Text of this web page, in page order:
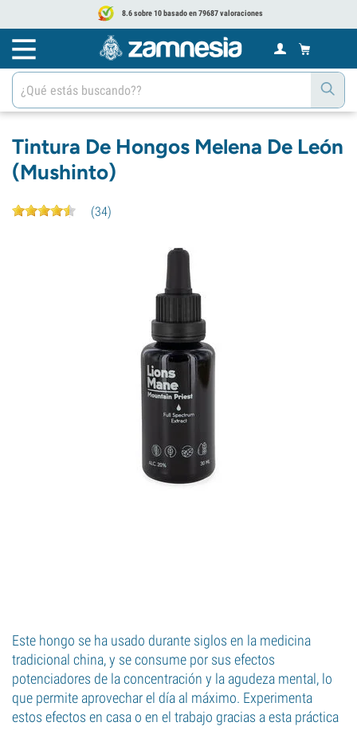
8.6 sobre 10 basado en 79687 valoraciones
Tintura De Hongos Melena De León
(Mushinto)
(34)
Este hongo se ha usado durante siglos en la medicina
tradicional china, y se consume por sus efectos
potenciadores de la concentración y la agudeza mental, lo
que permite aprovechar el día al máximo. Experimenta
estos efectos en casa o en el trabajo gracias a esta práctica